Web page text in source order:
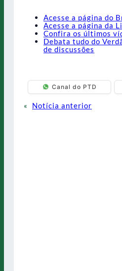
Acesse a página do
Acesse a página da
Confira os últimos
Debata tudo do
de discussões
Canal do PTD
«
Notícia anterior